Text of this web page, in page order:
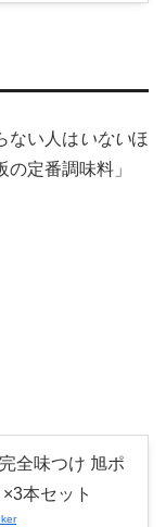
ない人はいないほ
の定番調味料」
全味つけ 旭ポ
本セット